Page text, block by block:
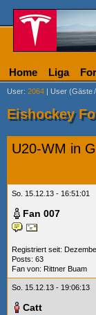
Home Liga
User: 2064 | User (Gäste/
Eishockey
U20-WM in
So. 15.12.13 - 16:51:01
Fan 007
Registriert seit:
Posts: 63
Fan von: Rittner Buam
So. 15.12.13 - 19:06:13
Catt